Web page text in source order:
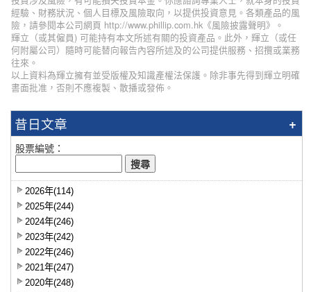
經驗、財務狀況、個人目標及風險取向，以提供投資意見。各類產品的風
險，請參閱本公司網頁 http://www.phillip.com.hk《風險披露聲明》。
輝立（或其僱員) 可能持有本文所述有關的投資產品。此外，輝立（或任
何附屬公司）隨時可能替向報告內容所述及的公司提供服務、招攬或業務
往來。
以上資料為輝立擁有並受版權及知識產權法保護。除非事先得到輝立明確
書面批准，否則不應複製、散播或發佈。
昔日文章
股票編號：
2026年(114)
2025年(244)
2024年(246)
2023年(242)
2022年(246)
2021年(247)
2020年(248)